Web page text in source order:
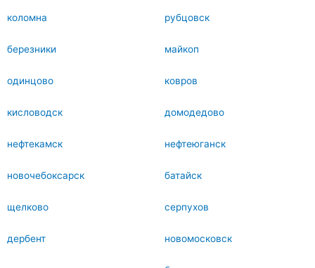
коломна рубцовск
березники майкоп
одинцово ковров
кисловодск домодедово
нефтекамск нефтеюганск
новочебоксарск батайск
щелково серпухов
дербент новомосковск